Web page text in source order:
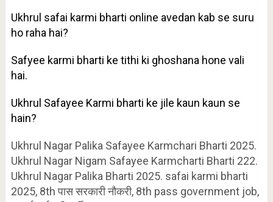
Ukhrul safai karmi bharti online avedan kab se suru
ho raha hai?
Safyee karmi bharti ke tithi ki ghoshana hone vali
hai.
Ukhrul Safayee Karmi bharti ke jile kaun kaun se
hain?
Ukhrul Nagar Palika Safayee Karmchari Bharti 2025.
Ukhrul Nagar Nigam Safayee Karmcharti Bharti 222.
Ukhrul Nagar Palika Bharti 2025. safai karmi bharti
2025, 8th पास सरकारी नौकरी, 8th pass government job,